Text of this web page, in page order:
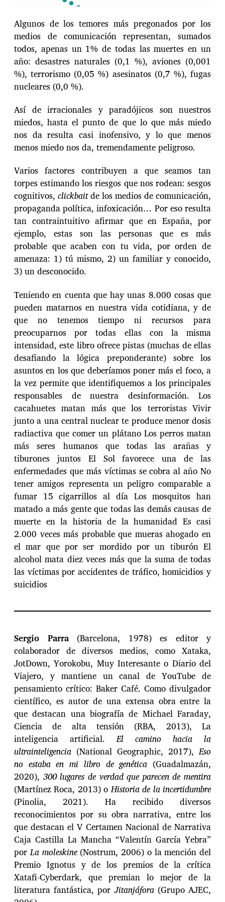
Algunos de los temores más pregonados por los
medios de comunicación representan, sumados
todos, apenas un 1% de todas las muertes en un
año: desastres naturales (0,1 %), aviones (0,001
%), terrorismo (0,05 %) asesinatos (0,7 %), fugas
nucleares (0,0 %).
Así de irracionales y paradójicos son nuestros
miedos, hasta el punto de que lo que más miedo
nos da resulta casi inofensivo, y lo que menos
menos miedo nos da, tremendamente peligroso.
Varios factores contribuyen a que seamos tan
torpes estimando los riesgos que nos rodean: sesgos
cognitivos, clickbaitde los medios de comunicación,
propaganda política, infoxicación… Por eso resulta
tan contraintuitivo afirmar que en España, por
ejemplo, estas son las personas que es más
probable que acaben con tu vida, por orden de
amenaza: 1) tú mismo, 2) un familiar y conocido,
3) un desconocido.
Teniendo en cuenta que hay unas 8.000 cosas que
pueden matarnos en nuestra vida cotidiana, y de
que no tenemos tiempo ni recursos para
preocuparnos por todas ellas con la misma
intensidad, este libro ofrece pistas (muchas de ellas
desafiando la lógica preponderante) sobre los
asuntos en los que deberíamos poner más el foco, a
la vez permite que identifiquemos a los principales
responsables de nuestra desinformación. Los
cacahuetes matan más que los terroristas Vivir
junto a una central nuclear te produce menor dosis
radiactiva que comer un plátano Los perros matan
más seres humanos que todas las arañas y
tiburones juntos El Sol favorece una de las
enfermedades que más víctimas se cobra al año No
tener amigos representa un peligro comparable a
fumar 15 cigarrillos al día Los mosquitos han
matado a más gente que todas las demás causas de
muerte en la historia de la humanidad Es casi
2.000 veces más probable que mueras ahogado en
el mar que por ser mordido por un tiburón El
alcohol mata diez veces más que la suma de todas
las víctimas por accidentes de tráfico, homicidios y
suicidios
Sergio Parra(Barcelona, 1978) es editor y
colaborador de diversos medios, como Xataka,
JotDown, Yorokobu, Muy Interesante o Diario del
Viajero, y mantiene un canal de YouTube de
pensamiento crítico: Baker Café. Como divulgador
científico, es autor de una extensa obra entre la
que destacan una biografía de Michael Faraday,
Ciencia de alta tensión (RBA, 2013), La
inteligencia artificial.El camino hacia la
ultrainteligencia (National Geographic, 2017),Eso
no estaba en mi libro de genética (Guadalmazán,
2020), 300 lugares de verdad que parecen de mentira
(Martínez Roca, 2013) oHistoria de la incertidumbre
(Pinolia, 2021). Ha recibido diversos
reconocimientos por su obra narrativa, entre los
que destacan el V Certamen Nacional de Narrativa
Caja Castilla La Mancha “Valentín García Yebra”
porLa moleskine(Nostrum, 2006) o la mención del
Premio Ignotus y de los premios de la crítica
Xatafi-Cyberdark, que premian lo mejor de la
literatura fantástica, porJitanjáfora(Grupo AJEC,